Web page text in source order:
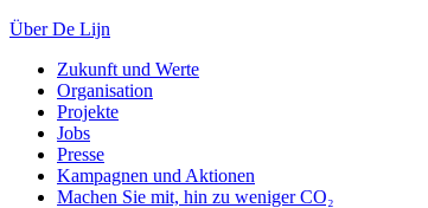
Über De Lijn
Zukunft und Werte
Organisation
Projekte
Jobs
Presse
Kampagnen und Aktionen
Machen Sie mit, hin zu weniger CO₂